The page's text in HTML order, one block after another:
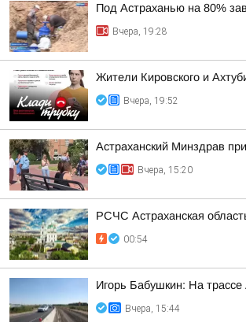
Под Астраханью на 80%
Вчера, 19:28
Жители Кировского и
Вчера, 19:52
Астраханский Минздрав
Вчера, 15:20
РСЧС Астраханская
00:54
Игорь Бабушкин: На
Вчера, 15:44